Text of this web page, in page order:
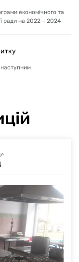
економічного та
ради на 2022 – 2024
наступним